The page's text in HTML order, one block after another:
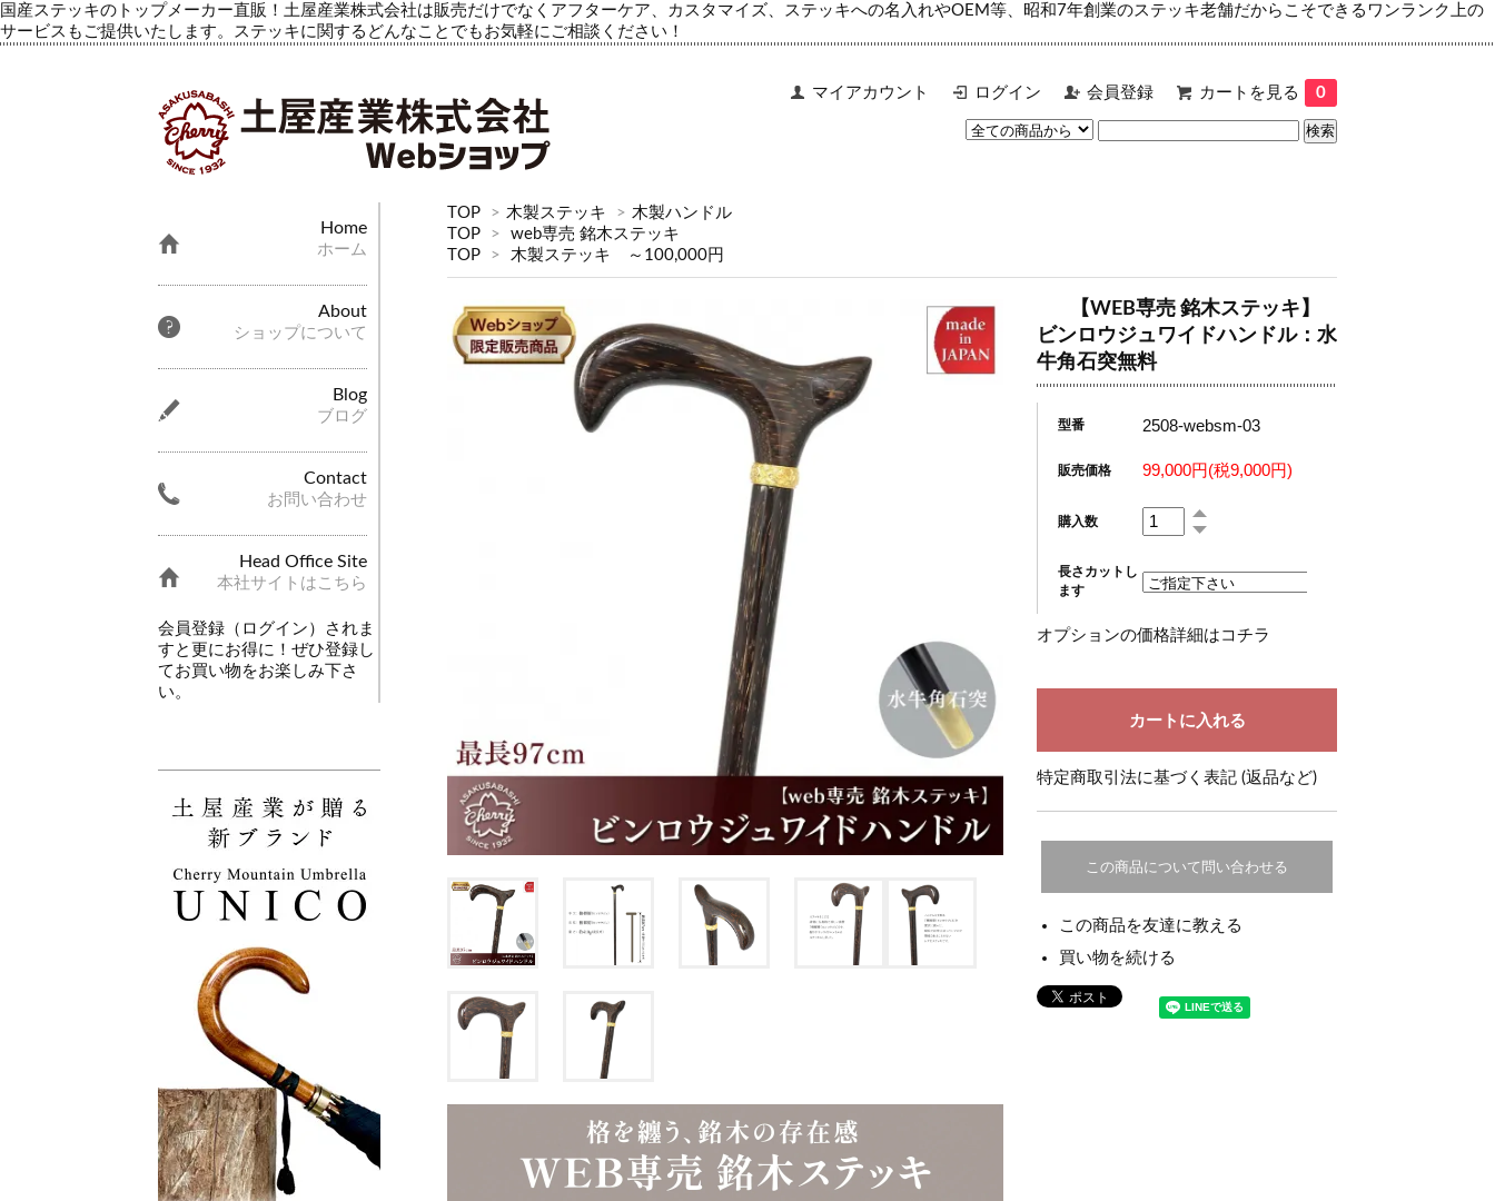
国産ステッキのトップメーカー直販！土屋産業株式会社は販売だけでなくアフターケア、カスタマイズ、ステッキへの名入れやOEM等、昭和7年創業のステッキ老舗だからこそできるワンランク上の
サービスもご提供いたします。ステッキに関するどんなことでもお気軽にご相談ください！
マイアカウント ログイン 会員登録 カートを見る 0
TOP > 木製ステッキ > 木製ハンドル
TOP
>
web専売 銘木ステッキ
TOP
> 木製ステッキ ～100,000円
【WEB専売 銘木ステッキ】
ビンロウジュワイドハンドル：水
牛角石突無料
型番 2508-websm-03
販売価格 99,000円(税9,000円)
購入数
長さカットし
ます
オプションの価格詳細はコチラ
特定商取引法に基づく表記 (返品など)
この商品について問い合わせる
この商品を友達に教える
買い物を続ける
Home
ホーム
About
ショップについて
Blog
ブログ
Contact
お問い合わせ
Head Office Site
本社サイトはこちら
会員登録（ログイン）されま
すと更にお得に！ぜひ登録し
てお買い物をお楽しみ下さ
い。